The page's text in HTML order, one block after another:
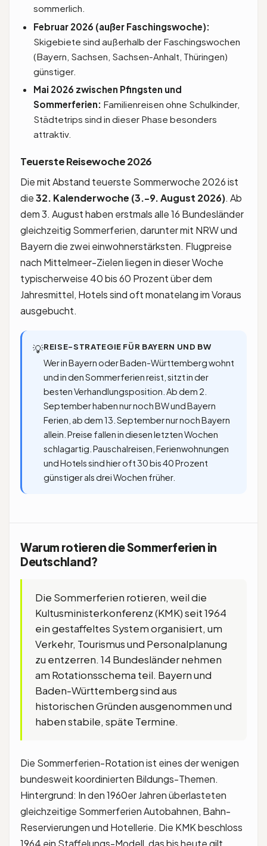
sommerlich.
Februar 2026 (außer Faschingswoche):
Skigebiete sind außerhalb der Faschingswochen
(Bayern, Sachsen, Sachsen-Anhalt, Thüringen)
günstiger.
Mai 2026 zwischen Pfingsten und
Sommerferien: Familienreisen ohne Schulkinder,
Städtetrips sind in dieser Phase besonders
attraktiv.
Teuerste Reisewoche 2026
Die mit Abstand teuerste Sommerwoche 2026 ist
die32. Kalenderwoche (3.-9. August 2026). Ab
dem 3. August haben erstmals alle 16 Bundesländer
gleichzeitig Sommerferien, darunter mit NRW und
Bayern die zwei einwohnerstärksten. Flugpreise
nach Mittelmeer-Zielen liegen in dieser Woche
typischerweise 40 bis 60 Prozent über dem
Jahresmittel, Hotels sind oft monatelang im Voraus
ausgebucht.
💡REISE-STRATEGIE FÜR BAYERN UND BW
Wer in Bayern oder Baden-Württemberg wohnt
und in den Sommerferien reist, sitzt in der
besten Verhandlungsposition. Ab dem 2.
September haben nur noch BW und Bayern
Ferien, ab dem 13. September nur noch Bayern
allein. Preise fallen in diesen letzten Wochen
schlagartig. Pauschalreisen, Ferienwohnungen
und Hotels sind hier oft 30 bis 40 Prozent
günstiger als drei Wochen früher.
Warum rotieren die Sommerferien in
Deutschland?
Die Sommerferien rotieren, weil die
Kultusministerkonferenz (KMK) seit 1964
ein gestaffeltes System organisiert, um
Verkehr, Tourismus und Personalplanung
zu entzerren. 14 Bundesländer nehmen
am Rotationsschema teil. Bayern und
Baden-Württemberg sind aus
historischen Gründen ausgenommen und
haben stabile, späte Termine.
Die Sommerferien-Rotation ist eines der wenigen
bundesweit koordinierten Bildungs-Themen.
Hintergrund: In den 1960er Jahren überlasteten
gleichzeitige Sommerferien Autobahnen, Bahn-
Reservierungen und Hotellerie. Die KMK beschloss
1964 ein Staffelungs-Modell, das bis heute gilt.